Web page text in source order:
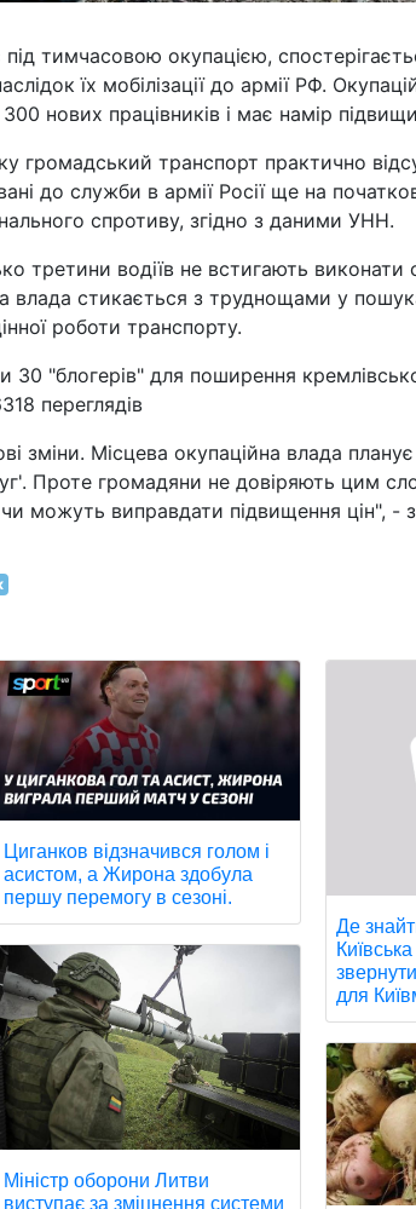
тимчасовою окупацією,
їх мобілізації до армії РФ.
нових працівників і має намір
громадський транспорт практично
до служби в армії Росії ще на
спротиву, згідно з даними УНН.
третини водіїв не встигають виконати
влада стикається з труднощами у
роботи транспорту.
30 "блогерів" для поширення
переглядiв
зміни. Місцева окупаційна влада
Проте громадяни не довіряють цим
можуть виправдати підвищення цін", -
Циганков відзначився голом і
асистом, а Жирона здобула
першу перемогу в сезоні.
Міністр оборони Литви
виступає за зміцнення системи
Де
для